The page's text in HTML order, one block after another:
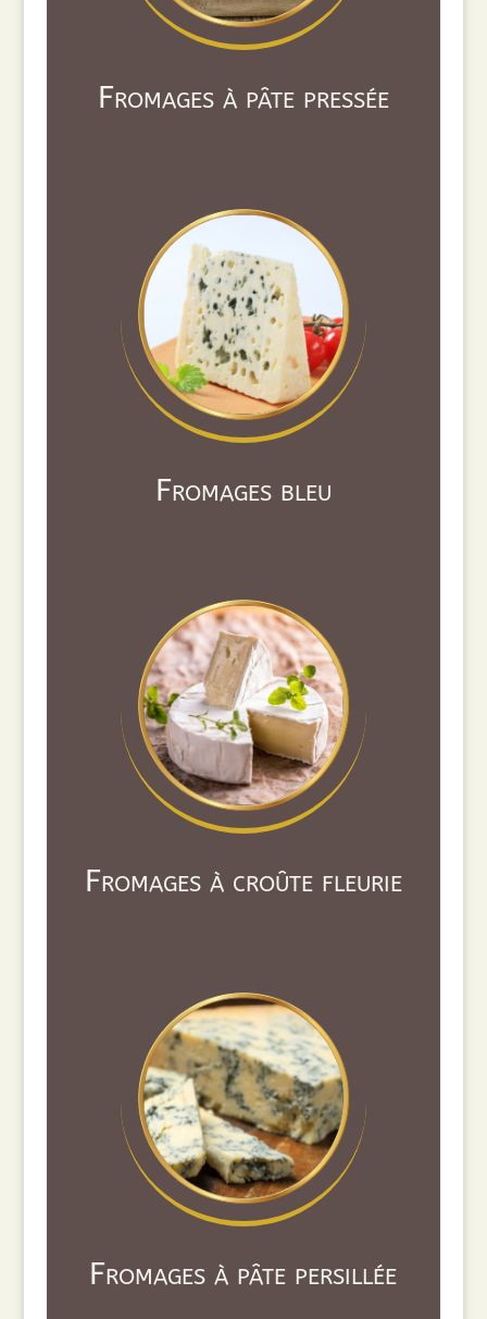
Fromages à pâte pressée
Fromages bleu
Fromages à croûte fleurie
Fromages à pâte persillée